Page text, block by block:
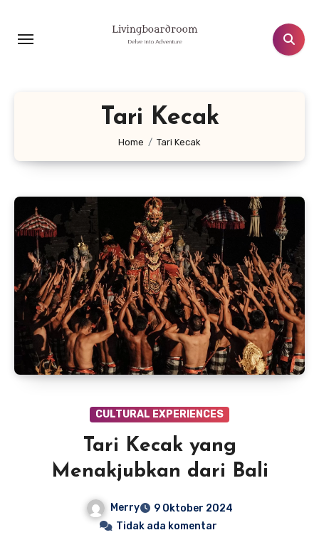
konten
Tari Kecak
Home Tari Kecak
CULTURAL EXPERIENCES
Tari Kecak yang
Menakjubkan dari Bali
Merry
9 Oktober 2024
Tidak ada komentar